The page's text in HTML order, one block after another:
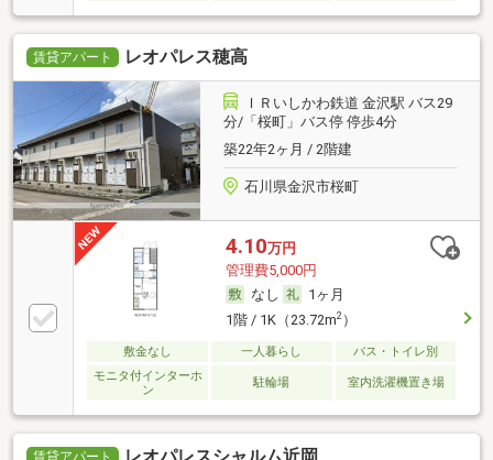
賃貸アパート レオパレス穂高
ＩＲいしかわ鉄道 金沢駅 バス29
分/「桜町」バス停 停歩4分
築22年2ヶ月 / 2階建
石川県金沢市桜町
4.10万円
管理費5,000円
なし
1ヶ月
1階 / 1K（23.72m2）
敷金なし 一人暮らし
バス・トイレ別
モニタ付インターホ
ン
駐輪場 室内洗濯機置き場
賃貸アパート レオパレスシャルム近岡